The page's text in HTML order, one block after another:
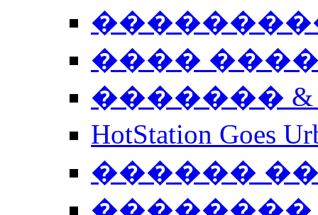
����
�������
HotStation
������